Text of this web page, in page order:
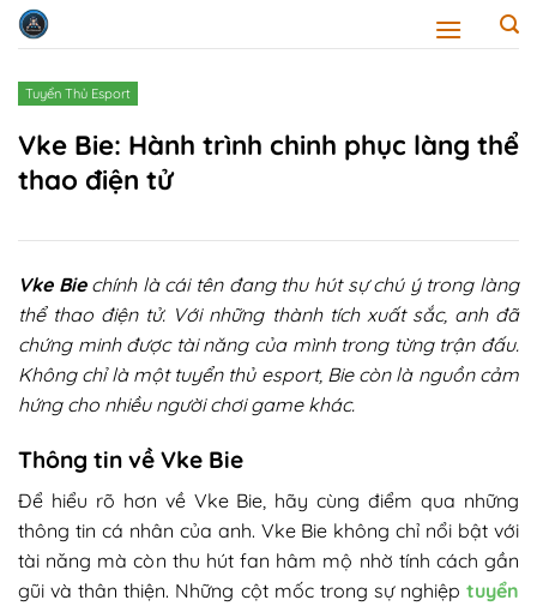
Skip
Tuyển Thủ Esport
Vke Bie: Hành trình chinh phục làng thể
thao điện tử
Vke Biechính là cái tên đang thu hút sự chú ý trong làng
thể thao điện tử. Với những thành tích xuất sắc, anh đã
chứng minh được tài năng của mình trong từng trận đấu.
Không chỉ là một tuyển thủ esport, Bie còn là nguồn cảm
hứng cho nhiều người chơi game khác.
Thông tin về Vke Bie
Để hiểu rõ hơn về Vke Bie, hãy cùng điểm qua những
thông tin cá nhân của anh. Vke Bie không chỉ nổi bật với
tài năng mà còn thu hút fan hâm mộ nhờ tính cách gần
gũi và thân thiện. Những cột mốc trong sự nghiệp tuyển